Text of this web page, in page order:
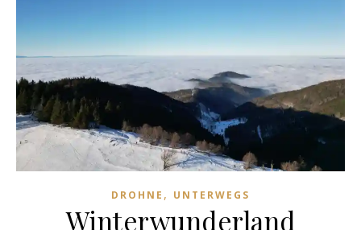
DROHNE , UNTERWEGS
Winterwunderland